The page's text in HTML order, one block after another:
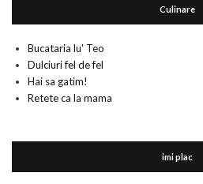
Culinare
Bucataria lu' Teo
Dulciuri fel de fel
Hai sa gatim!
Retete ca la mama
imi plac